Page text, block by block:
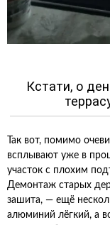
Кстати, о
Так вот, помимо
всплывают уже в
участок с плохим
Демонтаж старых
зашита, — ещё
алюминий лёгкий, а